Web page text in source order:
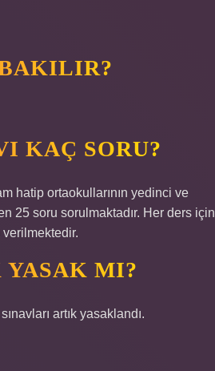
KAÇ SORU?
hatip ortaokullarının yedinci ve
25 soru sorulmaktadır. Her ders için
verilmektedir.
YASAK MI?
artık yasaklandı.